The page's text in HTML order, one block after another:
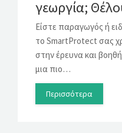
γεωργία;
Είστε παραγωγός ή
το SmartProtect σας
στην έρευνα και
μια πιο…
Περισσότερα